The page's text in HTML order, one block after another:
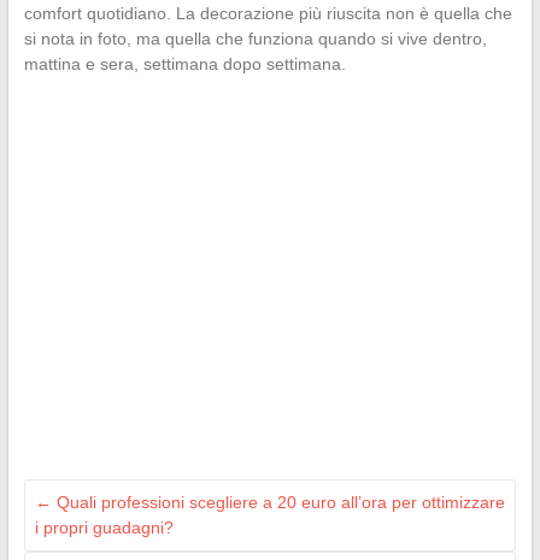
comfort quotidiano. La decorazione più riuscita non è quella che
si nota in foto, ma quella che funziona quando si vive dentro,
mattina e sera, settimana dopo settimana.
← Quali professioni scegliere a 20 euro all’ora per ottimizzare
i propri guadagni?